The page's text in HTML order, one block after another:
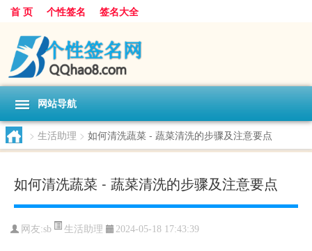
首 页 个性签名 签名大全
网站导航
> 生活助理 > 如何清洗蔬菜 - 蔬菜清洗的步骤及注意要点
如何清洗蔬菜 - 蔬菜清洗的步骤及注意要点
网友:sb 生活助理 2024-05-18 17:43:39